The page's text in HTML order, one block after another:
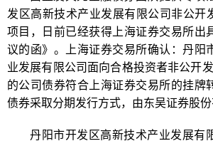
发区高新技术产业发展有限公司非公开
项目，日前已经获得上海证券交易所出
议的函》。上海证券交易所确认：丹阳
业发展有限公司面向合格投资者非公开
的公司债券符合上海证券交易所的挂牌
债券采取分期发行方式，由东吴证券股份
丹阳市开发区高新技术产业发展有